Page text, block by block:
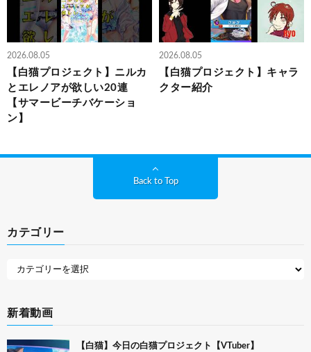
2026.08.05
【白猫プロジェクト】ニルカ
とエレノアが欲しい20連
【サマービーチバケーショ
ン】
2026.08.05
【白猫プロジェクト】キャラ
クター紹介
Back to Top
カテゴリー
新着動画
【白猫】今日の白猫プロジェクト【VTuber】